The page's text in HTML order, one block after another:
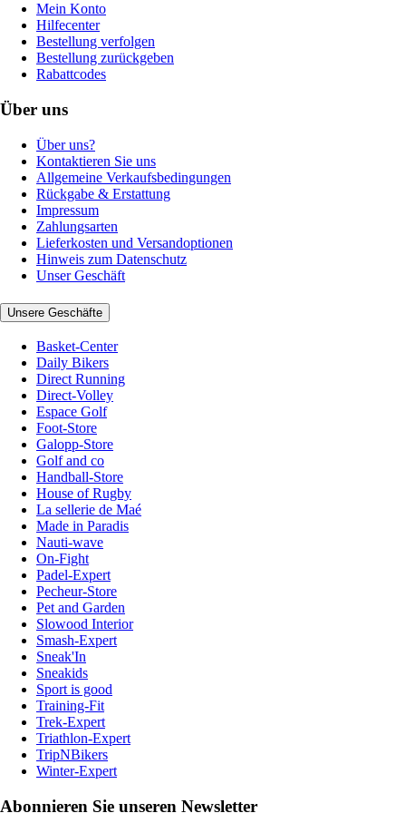
Mein Konto
Hilfecenter
Bestellung verfolgen
Bestellung zurückgeben
Rabattcodes
Über uns
Über uns?
Kontaktieren Sie uns
Allgemeine Verkaufsbedingungen
Rückgabe & Erstattung
Impressum
Zahlungsarten
Lieferkosten und Versandoptionen
Hinweis zum Datenschutz
Unser Geschäft
Unsere Geschäfte
Basket-Center
Daily Bikers
Direct Running
Direct-Volley
Espace Golf
Foot-Store
Galopp-Store
Golf and co
Handball-Store
House of Rugby
La sellerie de Maé
Made in Paradis
Nauti-wave
On-Fight
Padel-Expert
Pecheur-Store
Pet and Garden
Slowood Interior
Smash-Expert
Sneak'In
Sneakids
Sport is good
Training-Fit
Trek-Expert
Triathlon-Expert
TripNBikers
Winter-Expert
Abonnieren Sie unseren Newsletter